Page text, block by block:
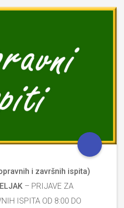
i završnih ispita)
– PRIJAVE ZA
ISPITA OD 8:00 DO